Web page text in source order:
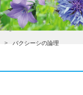
バクシーシの論理